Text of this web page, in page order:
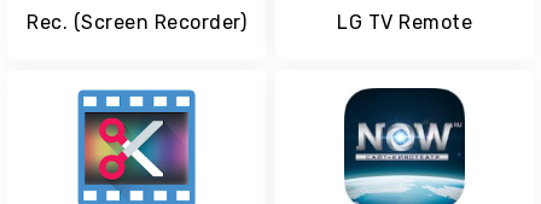
Rec. (Screen Recorder) LG TV Remote